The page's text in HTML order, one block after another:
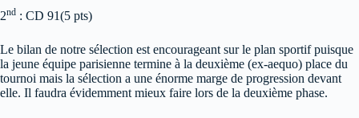
2nd : CD 91(5 pts)
Le bilan de notre sélection est encourageant sur le plan sportif puisque
la jeune équipe parisienne termine à la deuxième (ex-aequo) place du
tournoi mais la sélection a une énorme marge de progression devant
elle. Il faudra évidemment mieux faire lors de la deuxième phase.